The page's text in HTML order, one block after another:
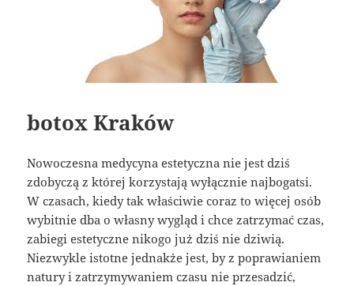
botox Kraków
Nowoczesna medycyna estetyczna nie jest dziś
zdobyczą z której korzystają wyłącznie najbogatsi.
W czasach, kiedy tak właściwie coraz to więcej osób
wybitnie dba o własny wygląd i chce zatrzymać czas,
zabiegi estetyczne nikogo już dziś nie dziwią.
Niezwykle istotne jednakże jest, by z poprawianiem
natury i zatrzymywaniem czasu nie przesadzić,